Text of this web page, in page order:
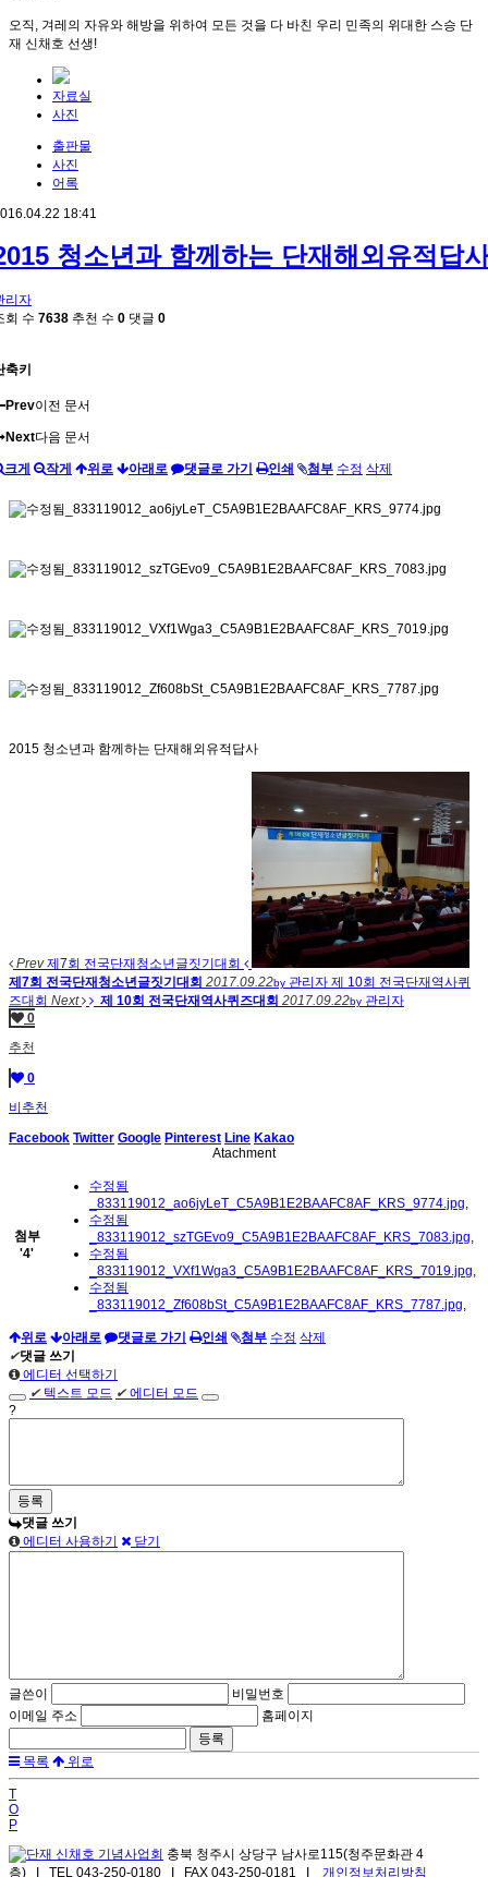
오직, 겨레의 자유와 해방을 위하여 모든 것을 다 바친 우리 민족의 위대한 스승 단
재 신채호 선생!
자료실
사진
출판물
사진
어록
18:41
청소년과 함께하는 단재해외유적답
리자
회 수 7638 추천 수 0 댓글 0
축키
Prev이전 문서
Next다음 문서
크게 작게 위로 아래로 댓글로 가기 인쇄 첨부 수정 삭제
2015 청소년과 함께하는 단재해외유적답사
Prev제7회 전국단재청소년글짓기대회
제7회 전국단재청소년글짓기대회 2017.09.22by 관리자 제 10회 전국단재역사퀴
즈대회 Next 제 10회 전국단재역사퀴즈대회 2017.09.22by 관리자
0
추천
0
비추천
Facebook Twitter Google Pinterest Line Kakao
Atachment
첨부
'4'
수정됨
_833119012_ao6jyLeT_C5A9B1E2BAAFC8AF_KRS_9774.jpg,
수정됨
_833119012_szTGEvo9_C5A9B1E2BAAFC8AF_KRS_7083.jpg,
수정됨
_833119012_VXf1Wga3_C5A9B1E2BAAFC8AF_KRS_7019.jpg,
수정됨
_833119012_Zf608bSt_C5A9B1E2BAAFC8AF_KRS_7787.jpg,
위로 아래로 댓글로 가기 인쇄 첨부 수정 삭제
✔댓글 쓰기
에디터 선택하기
✔ 텍스트 모드 ✔에디터 모드
?
댓글 쓰기
에디터 사용하기
닫기
글쓴이
비밀번호
이메일 주소
홈페이지
목록 위로
T
O
P
충북 청주시 상당구 남사로115(청주문화관 4
층) I TEL 043-250-0180 I FAX 043-250-0181 I 개인정보처리방침